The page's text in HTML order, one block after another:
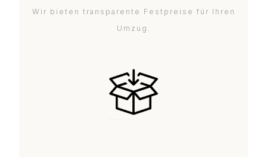
Wir bieten transparente Festpreise für Ihren
Umzug.